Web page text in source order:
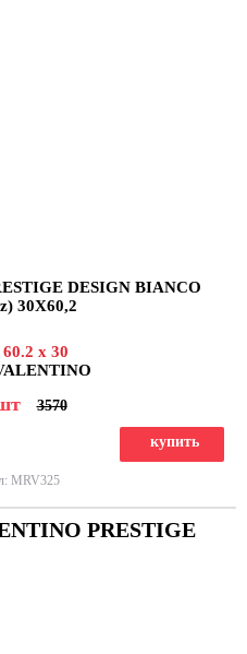
DESIGN BIANCO
30X60,2
60.2 x 30
3570
купить
MRV325
PRESTIGE